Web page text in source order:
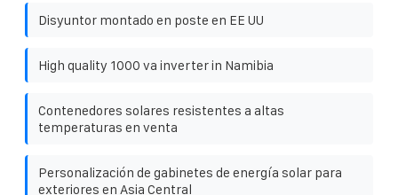
Disyuntor montado en poste en EE UU
High quality 1000 va inverter in Namibia
Contenedores solares resistentes a altas
temperaturas en venta
Personalización de gabinetes de energía solar para
exteriores en Asia Central